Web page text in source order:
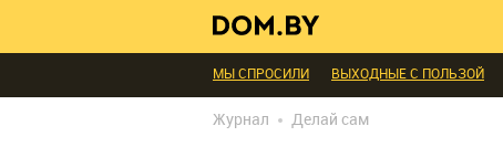
В ГОСТЯХ ДИАЛОГ
МЫ СПРОСИЛИ
ВЫХОДНЫЕ С ПОЛЬЗОЙ
РЕДАКЦИЯ
Журнал Делай сам